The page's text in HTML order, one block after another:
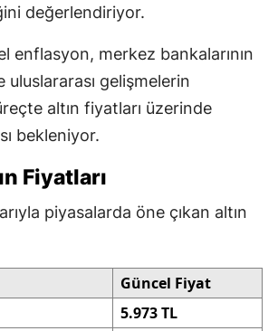
değerlendiriyor.
enflasyon, merkez bankalarının
uluslararası gelişmelerin
altın fiyatları üzerinde
bekleniyor.
Fiyatları
piyasalarda öne çıkan altın
Güncel Fiyat
5.973 TL